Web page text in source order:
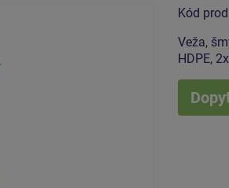
Kód
Veža,
HDPE,